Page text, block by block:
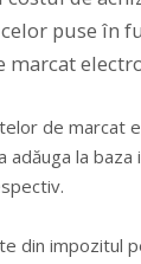
puse în
marcat
de marcat
adăuga la
din